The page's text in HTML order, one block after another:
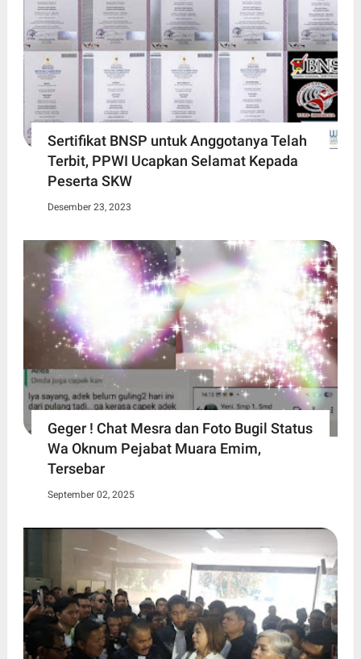
Sertifikat BNSP untuk Anggotanya Telah
Terbit, PPWI Ucapkan Selamat Kepada
Peserta SKW
Desember 23, 2023
Geger ! Chat Mesra dan Foto Bugil Status
Wa Oknum Pejabat Muara Emim,
Tersebar
September 02, 2025